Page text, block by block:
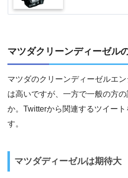
マツダクリーンディーゼル
マツダのクリーンディーゼルエ
は高いですが、一方で一般の方
か。Twitterから関連するツイー
す。
マツダディーゼルは期待大